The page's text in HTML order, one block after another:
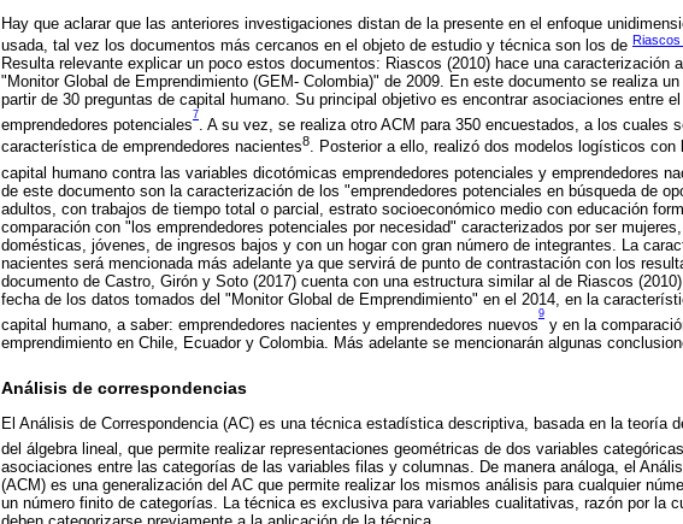
Hay que aclarar que las anteriores investigaciones distan de la presente en el enfoque
usada, tal vez los documentos más cercanos en el objeto de estudio y técnica son los de Riascos
Resulta relevante explicar un poco estos documentos: Riascos (2010) hace una caracterización
"Monitor Global de Emprendimiento (GEM- Colombia)" de 2009. En este documento se realiza
partir de 30 preguntas de capital humano. Su principal objetivo es encontrar asociaciones entre
emprendedores potenciales
7
. A su vez, se realiza otro ACM para 350 encuestados, a los cuales
característica de emprendedores nacientes8. Posterior a ello, realizó dos modelos logísticos con
capital humano contra las variables dicotómicas emprendedores potenciales y emprendedores
de este documento son la caracterización de los "emprendedores potenciales en búsqueda de
adultos, con trabajos de tiempo total o parcial, estrato socioeconómico medio con educación
comparación con "los emprendedores potenciales por necesidad" caracterizados por ser
domésticas, jóvenes, de ingresos bajos y con un hogar con gran número de integrantes. La
nacientes será mencionada más adelante ya que servirá de punto de contrastación con los
documento de Castro, Girón y Soto (2017) cuenta con una estructura similar al de Riascos
fecha de los datos tomados del "Monitor Global de Emprendimiento" en el 2014, en la
capital humano, a saber: emprendedores nacientes y emprendedores nuevos
9
y en la
emprendimiento en Chile, Ecuador y Colombia. Más adelante se mencionarán algunas
Análisis de correspondencias
El Análisis de Correspondencia (AC) es una técnica estadística descriptiva, basada en la teoría
del álgebra lineal, que permite realizar representaciones geométricas de dos variables categóricas
asociaciones entre las categorías de las variables filas y columnas. De manera análoga, el
(ACM) es una generalización del AC que permite realizar los mismos análisis para cualquier
un número finito de categorías. La técnica es exclusiva para variables cualitativas, razón por la